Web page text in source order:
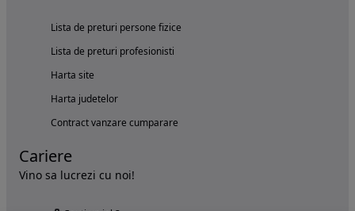
Lista de preturi persone fizice
Lista de preturi profesionisti
Harta site
Harta judetelor
Contract vanzare cumparare
Cariere
Vino sa lucrezi cu noi!